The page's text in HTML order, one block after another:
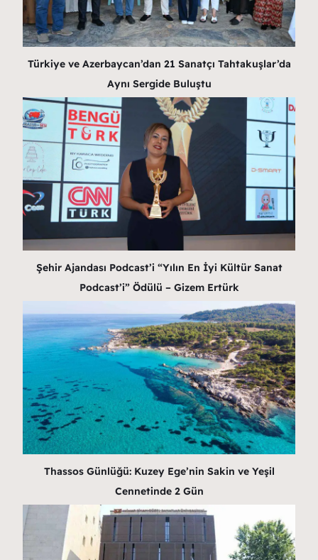
Türkiye ve Azerbaycan’dan 21 Sanatçı Tahtakuşlar’da
Aynı Sergide Buluştu
Şehir Ajandası Podcast’i “Yılın En İyi Kültür Sanat
Podcast’i” Ödülü – Gizem Ertürk
Thassos Günlüğü: Kuzey Ege’nin Sakin ve Yeşil
Cennetinde 2 Gün